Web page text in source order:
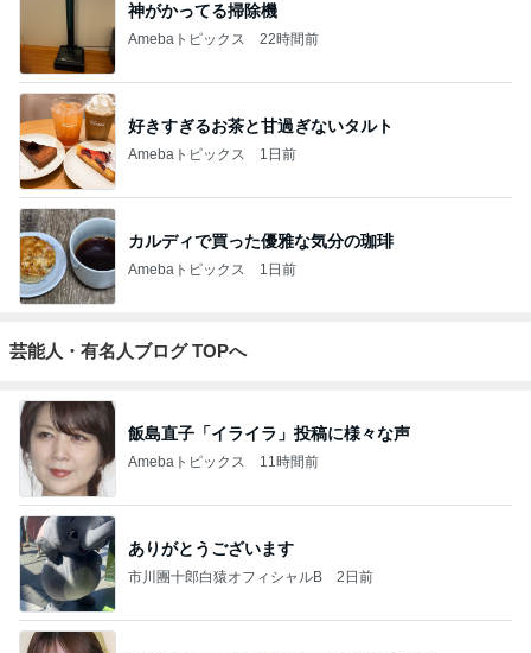
神がかってる掃除機
Amebaトピックス 22時間前
好きすぎるお茶と甘過ぎないタルト
Amebaトピックス 1日前
カルディで買った優雅な気分の珈琲
Amebaトピックス 1日前
芸能人・有名人ブログ TOPへ
飯島直子「イライラ」投稿に様々な声
Amebaトピックス 11時間前
ありがとうございます
市川團十郎白猿オフィシャルB 2日前